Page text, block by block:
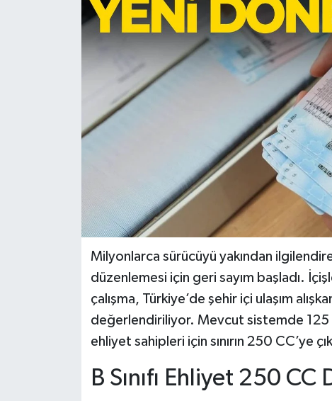
Milyonlarca sürücüyü yakından
düzenlemesi için geri sayım başladı.
çalışma, Türkiye’de şehir içi ulaşım
değerlendiriliyor. Mevcut sistemde 125
ehliyet sahipleri için sınırın 250 CC’ye
B Sınıfı Ehliyet 250